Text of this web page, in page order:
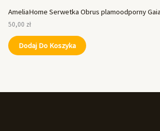
AmeliaHome Serwetka Obrus plamoodporny
50,00 zł
Dodaj Do Koszyka